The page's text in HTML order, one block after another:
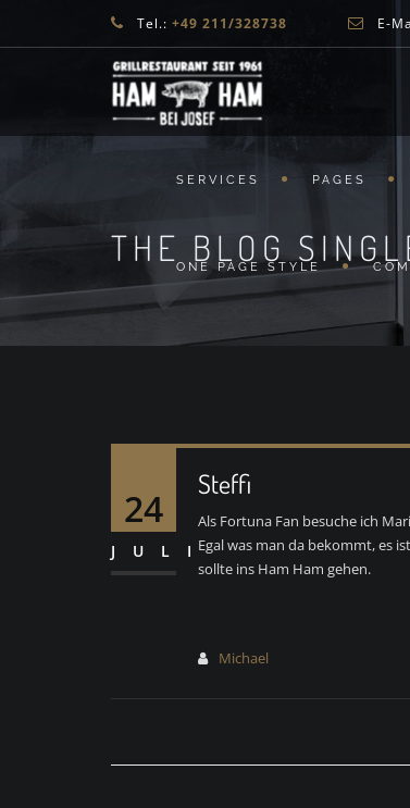
Tel.: +49 211/328738 E-
SERVICES PAGES
ONE PAGE STYLE
THE BLOG
24
JULI
Steffi
Als Fortuna Fan besuche ich
Egal was man da bekommt, es
sollte ins Ham Ham gehen.
Michael